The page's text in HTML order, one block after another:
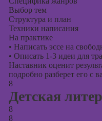
Выбор тем
Структура и план
Техники написания
На практике
• Написать эссе на
• Описать 1-3 идеи для
Наставник оценит
подробно разберет его с
8
Детская
8
8